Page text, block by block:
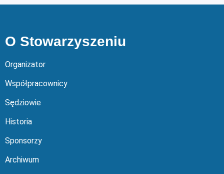
O Stowarzyszeniu
Organizator
Współpracownicy
Sędziowie
Historia
Sponsorzy
Archiwum